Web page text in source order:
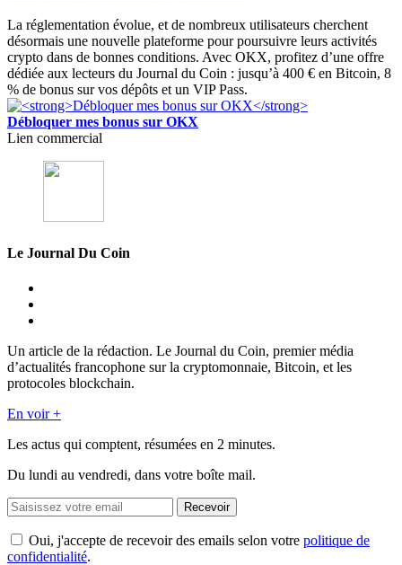
La réglementation évolue, et de nombreux utilisateurs cherchent
désormais une nouvelle plateforme pour poursuivre leurs activités
crypto dans de bonnes conditions. Avec OKX, profitez d’une offre
dédiée aux lecteurs du Journal du Coin : jusqu’à 400 € en Bitcoin, 8
% de bonus sur vos dépôts et un VIP Pass.
Débloquer mes bonus sur OKX
Lien commercial
Le Journal Du Coin
Un article de la rédaction. Le Journal du Coin, premier média
d’actualités francophone sur la cryptomonnaie, Bitcoin, et les
protocoles blockchain.
En voir +
Les actus qui comptent, résumées en 2 minutes.
Du lundi au vendredi, dans votre boîte mail.
Recevoir
Oui, j'accepte de recevoir des emails selon votre politique de
confidentialité.